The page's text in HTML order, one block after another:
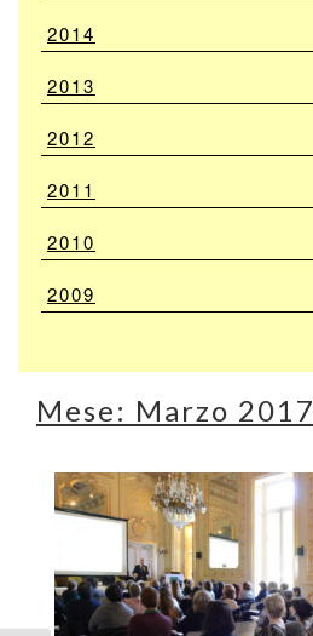
2014
2013
2012
2011
2010
2009
Mese: Marzo 2017